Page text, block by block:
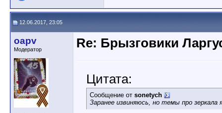
12.06.2017, 23:05
oapv
Модератор Re: Брызговики
Цитата:
Сообщение от sonetych
Заранее извиняюсь, но темы про зеркала